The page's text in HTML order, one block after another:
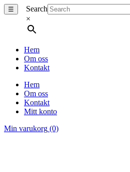
☰
Search
×
Hem
Om oss
Kontakt
Hem
Om oss
Kontakt
Mitt konto
Min varukorg (0)